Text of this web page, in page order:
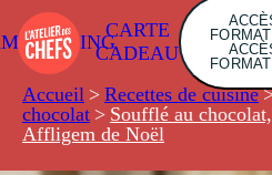
CARTE
CADEAU
Accueil > Recettes de cuisine
chocolat > Soufflé au
Affligem de Noël